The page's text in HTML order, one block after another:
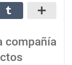
compañía